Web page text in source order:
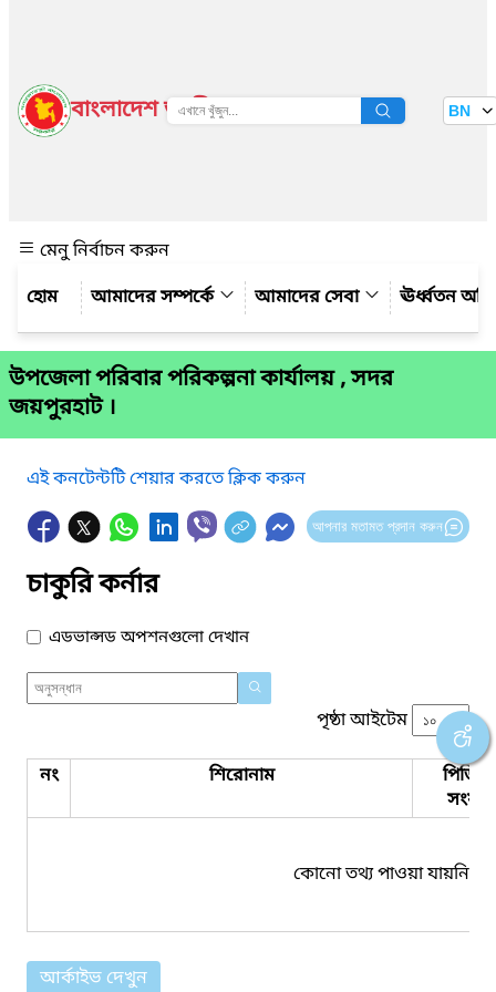
বাংলাদেশ জাতীয় তথ্য বাতায়ন BN
মেনু নির্বাচন করুন
আমাদের সম্পর্কে
আমাদের সেবা ঊর্ধ্বতন
উপজেলা পরিবার পরিকল্পনা কার্যালয় , সদর
জয়পুরহাট ।
এই কনটেন্টটি শেয়ার করতে ক্লিক করুন
আপনার মতামত প্রদান করুন
চাকুরি কর্নার
এডভান্সড অপশনগুলো দেখান
পৃষ্ঠা আইটেম
নং শিরোনাম
কোনো তথ্য পাওয়া যায়নি।
আর্কাইভ দেখুন